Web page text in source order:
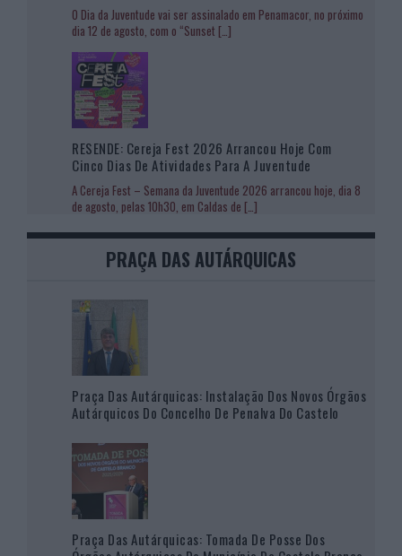
O Dia da Juventude vai ser assinalado em Penamacor, no próximo
dia 12 de agosto, com o “Sunset […]
RESENDE: Cereja Fest 2026 Arrancou Hoje Com
Cinco Dias De Atividades Para A Juventude
A Cereja Fest – Semana da Juventude 2026 arrancou hoje, dia 8
de agosto, pelas 10h30, em Caldas de […]
PRAÇA DAS AUTÁRQUICAS
Praça Das Autárquicas: Instalação Dos Novos Órgãos
Autárquicos Do Concelho De Penalva Do Castelo
Praça Das Autárquicas: Tomada De Posse Dos